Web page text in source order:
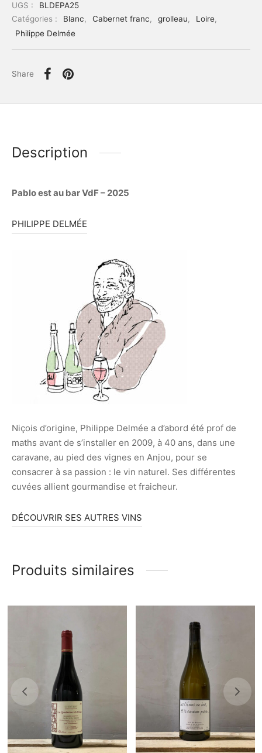
UGS :
BLDEPA25
Catégories :
Blanc, Cabernet franc, grolleau, Loire,
Philippe Delmée
Share
Description
Pablo est au bar VdF – 2025
PHILIPPE DELMÉE
Niçois d’origine, Philippe Delmée a d’abord été prof de
maths avant de s’installer en 2009, à 40 ans, dans une
caravane, au pied des vignes en Anjou, pour se
consacrer à sa passion : le vin naturel. Ses différentes
cuvées allient gourmandise et fraicheur.
DÉCOUVRIR SES AUTRES VINS
Produits similaires